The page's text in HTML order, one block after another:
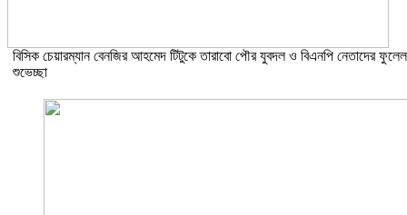
বিসিক চেয়ারম্যান বেনজির আহমেদ টিটুকে তারাবো পৌর যুবদল ও বিএনপি নেতাদের ফুলেল
শুভেচ্ছা